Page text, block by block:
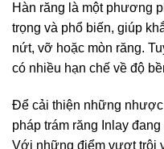
Hàn răng là một phương
trọng và phổ biến, giúp
nứt, vỡ hoặc mòn răng.
có nhiều hạn chế về độ
Để cải thiện những
pháp trám răng Inlay
Với những điểm vượt trội